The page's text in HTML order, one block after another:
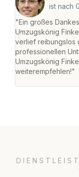
ist nach
"Ein großes
Umzugskönig
verlief reibungslos
professionellen
Umzugskönig
weiterempfehlen!"